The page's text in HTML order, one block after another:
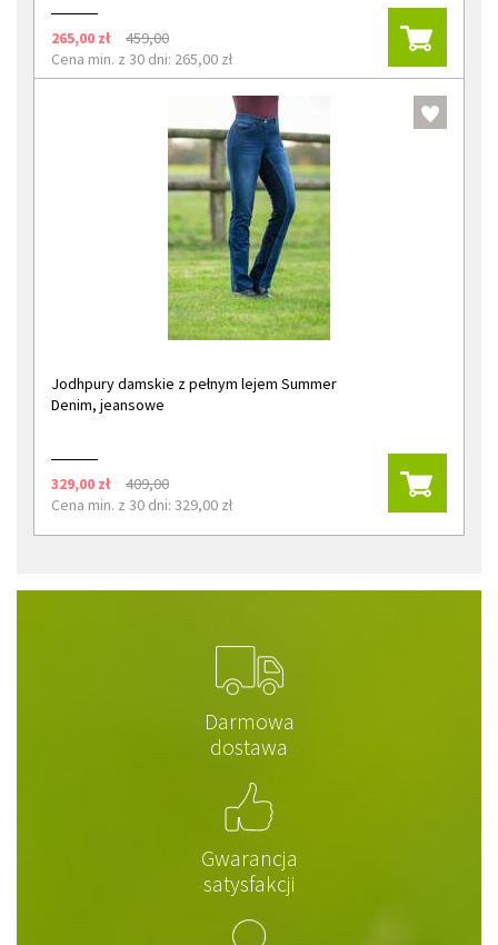
265,00 zł
459,00
Cena min. z 30 dni: 265,00 zł
Jodhpury damskie z pełnym lejem Summer
Denim, jeansowe
329,00 zł
409,00
Cena min. z 30 dni: 329,00 zł
Darmowa
dostawa
Gwarancja
satysfakcji